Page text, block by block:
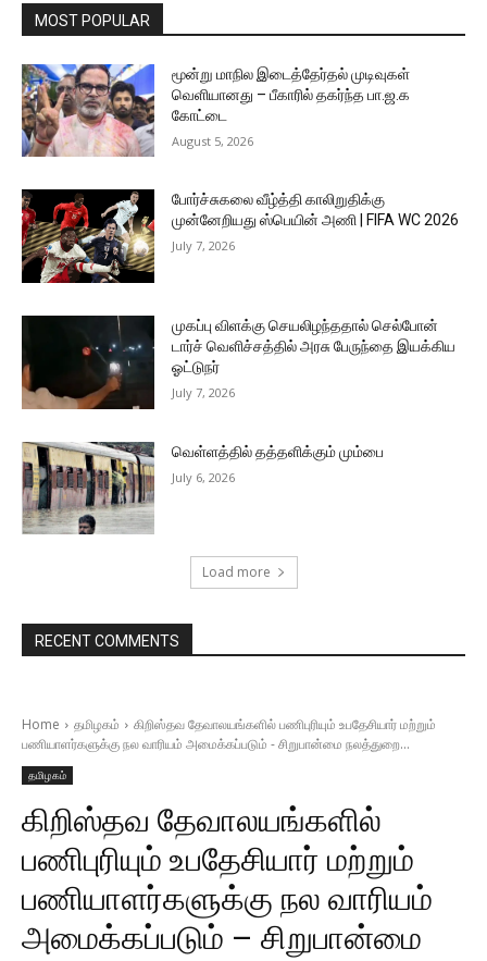
MOST POPULAR
மூன்று மாநில இடைத்தேர்தல் முடிவுகள்
வெளியானது – பீகாரில் தகர்ந்த பா.ஜ.க
கோட்டை
August 5, 2026
போர்ச்சுகலை வீழ்த்தி காலிறுதிக்கு
முன்னேறியது ஸ்பெயின் அணி | FIFA WC 2026
July 7, 2026
முகப்பு விளக்கு செயலிழந்ததால் செல்போன்
டார்ச் வெளிச்சத்தில் அரசு பேருந்தை இயக்கிய
ஓட்டுநர்
July 7, 2026
வெள்ளத்தில் தத்தளிக்கும் மும்பை
July 6, 2026
Load more
RECENT COMMENTS